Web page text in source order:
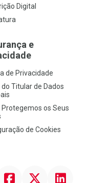
Digital
e
de Privacidade
do Titular de Dados
Protegemos os Seus
de Cookies
Facebook Linkedin